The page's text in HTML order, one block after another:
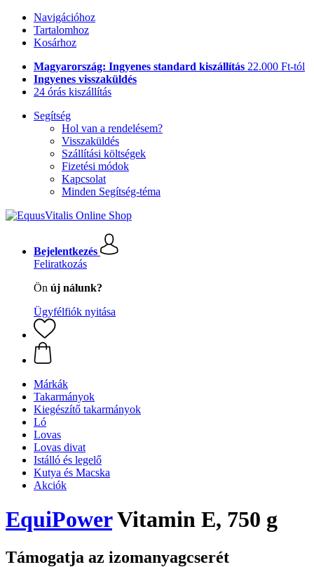
Navigációhoz
Tartalomhoz
Kosárhoz
Magyarország: Ingyenes standard kiszállítás 22.000 Ft-tól
Ingyenes visszaküldés
24 órás kiszállítás
Segítség
Hol van a rendelésem?
Visszaküldés
Szállítási költségek
Fizetési módok
Kapcsolat
Minden Segítség-téma
Bejelentkezés
Feliratkozás
Ön új nálunk?
Ügyfélfiók nyitása
Márkák
Takarmányok
Kiegészítő takarmányok
Ló
Lovas
Lovas divat
Istálló és legelő
Kutya és Macska
Akciók
EquiPowerVitamin E, 750 g
Támogatja az izomanyagcserét